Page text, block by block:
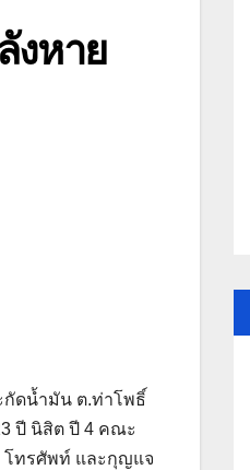
งหาย
กัดน้ำมัน ต.ท่าโพธิ์
ปี นิสิต ปี 4 คณะ
โทรศัพท์ และกุญแจ